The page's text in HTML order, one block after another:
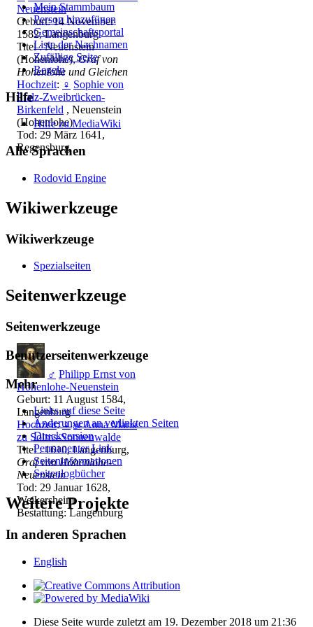
Neuenstein
Geburt: 14 November
1582, Langenburg
Titel : Neuenstein
(Hohenlohe),Graf von
Hohenlohe und Gleichen
Hochzeit: ♀ Sophie von
Pfalz-Zweibrücken-
Birkenfeld , Neuenstein
(Hohenlohe)
Tod: 29 März 1641,
Regensburg
♂ Philipp Ernst von
Hohenlohe-Neuenstein
Geburt: 11 August 1584,
Langenburg
Hochzeit:♀ wAnna Maria
zu Solms-Sonnenwalde
Titel : 1610, Langenburg,
Graf von Hohenlohe-
Neuenstein
Tod: 29 Januar 1628,
Weikersheim
Bestattung: Langenburg
Mein Stammbaum
Person hinzufügen
Gemeinschafts­portal
Liste der Nachnamen
Zufällige Seite
Regeln
Hilfe
Hilfe zu MediaWiki
Alle Sprachen
Rodovid Engine
Wikiwerkzeuge
Wikiwerkzeuge
Spezialseiten
Seitenwerkzeuge
Seitenwerkzeuge
Benutzerseitenwerkzeuge
Mehr
Links auf diese Seite
Änderungen an verlinkten Seiten
Druckversion
Permanenter Link
Seiten­­informationen
Seitenlogbücher
Weitere Projekte
In anderen Sprachen
English
Diese Seite wurde zuletzt am 19. Dezember 2018 um 21:36